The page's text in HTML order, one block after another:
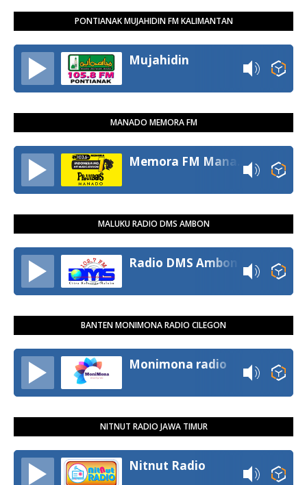
PONTIANAK MUJAHIDIN FM KALIMANTAN
Mujahidin
MANADO MEMORA FM
MALUKU RADIO DMS AMBON
Radio DMS Ambon
BANTEN MONIMONA RADIO CILEGON
Monimona radio
NITNUT RADIO JAWA TIMUR
Nitnut Radio